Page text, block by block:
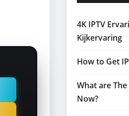
4K IPTV
Kijkervaring
How to Get
What are The
Now?